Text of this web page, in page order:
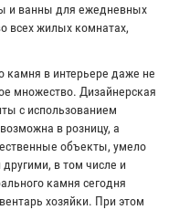
и ванны для ежедневных
всех жилых комнатах,
камня в интерьере даже не
множество. Дизайнерская
с использованием
в розницу, а
объекты, умело
в том числе и
камня сегодня
хозяйки. При этом